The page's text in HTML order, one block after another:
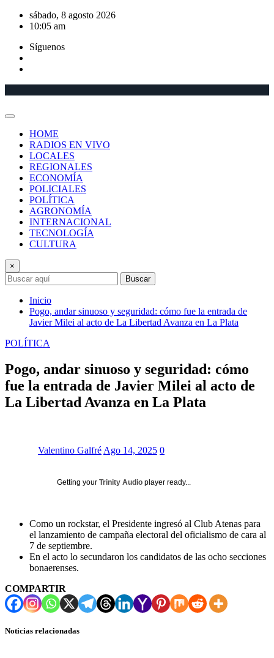
Saltar
sábado, 8 agosto 2026
10:05 am
Síguenos
HOME
RADIOS EN VIVO
LOCALES
REGIONALES
ECONOMÍA
POLICIALES
POLÍTICA
AGRONOMÍA
INTERNACIONAL
TECNOLOGÍA
CULTURA
×
Buscar
Inicio
Pogo, andar sinuoso y seguridad: cómo fue la entrada de
Javier Milei al acto de La Libertad Avanza en La Plata
POLÍTICA
Pogo, andar sinuoso y seguridad: cómo
fue la entrada de Javier Milei al acto de
La Libertad Avanza en La Plata
Valentino Galfré Ago 14, 2025 0
Getting your Trinity Audio player ready...
Como un rockstar, el Presidente ingresó al Club Atenas para
el lanzamiento de campaña electoral del oficialismo de cara al
7 de septiembre.
En el acto lo secundaron los candidatos de las ocho secciones
bonaerenses.
COMPARTIR
Noticias relacionadas